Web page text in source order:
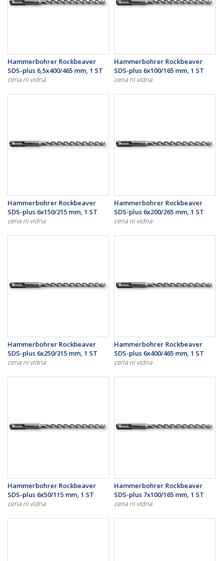
Hammerbohrer Rockbeaver
SDS-plus 6,5x400/465 mm, 1 ST
cena ni vidna
Hammerbohrer Rockbeaver
SDS-plus 6x100/165 mm, 1 ST
cena ni vidna
Hammerbohrer Rockbeaver
SDS-plus 6x150/215 mm, 1 ST
cena ni vidna
Hammerbohrer Rockbeaver
SDS-plus 6x200/265 mm, 1 ST
cena ni vidna
Hammerbohrer Rockbeaver
SDS-plus 6x250/315 mm, 1 ST
cena ni vidna
Hammerbohrer Rockbeaver
SDS-plus 6x400/465 mm, 1 ST
cena ni vidna
Hammerbohrer Rockbeaver
SDS-plus 6x50/115 mm, 1 ST
cena ni vidna
Hammerbohrer Rockbeaver
SDS-plus 7x100/165 mm, 1 ST
cena ni vidna